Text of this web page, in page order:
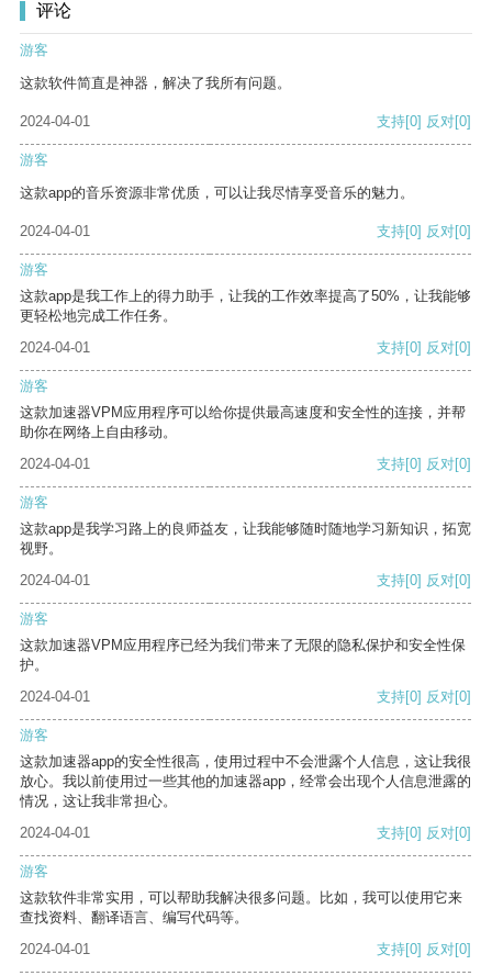
评论
游客
这款软件简直是神器，解决了我所有问题。
2024-04-01 支持[0] 反对[0]
游客
这款app的音乐资源非常优质，可以让我尽情享受音乐的魅力。
2024-04-01 支持[0] 反对[0]
游客
这款app是我工作上的得力助手，让我的工作效率提高了50%，让我能够
更轻松地完成工作任务。
2024-04-01
支持[0] 反对[0]
游客
这款加速器VPM应用程序可以给你提供最高速度和安全性的连接，并帮
助你在网络上自由移动。
2024-04-01
支持[0] 反对[0]
游客
这款app是我学习路上的良师益友，让我能够随时随地学习新知识，拓宽
视野。
2024-04-01
支持[0] 反对[0]
游客
这款加速器VPM应用程序已经为我们带来了无限的隐私保护和安全性保
护。
2024-04-01
支持[0] 反对[0]
游客
这款加速器app的安全性很高，使用过程中不会泄露个人信息，这让我很
放心。我以前使用过一些其他的加速器app，经常会出现个人信息泄露的
情况，这让我非常担心。
2024-04-01
支持[0] 反对[0]
游客
这款软件非常实用，可以帮助我解决很多问题。比如，我可以使用它来
查找资料、翻译语言、编写代码等。
2024-04-01
支持[0] 反对[0]